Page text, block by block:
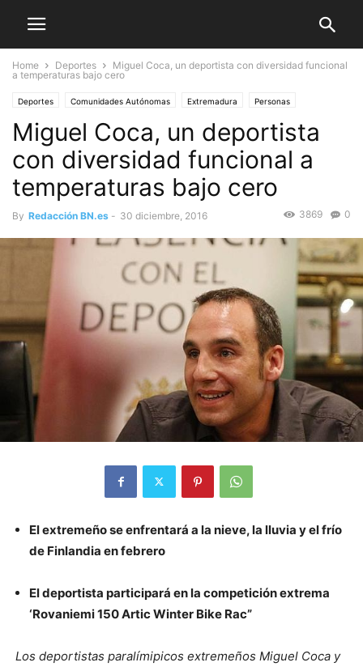
Home Deportes
Miguel Coca, un deportista con diversidad funcional
a temperaturas bajo cero
Deportes Comunidades Autónomas Extremadura Personas
Miguel Coca, un deportista
con diversidad funcional a
temperaturas bajo cero
By Redacción BN.es - 30 diciembre, 2016 0
3869
El extremeño se enfrentará a la nieve, la lluvia y el frío
de Finlandia en febrero
El deportista participará en la competición extrema
‘Rovaniemi 150 Artic Winter Bike Rac”
Los deportistas paralímipicos extremeños Miguel Coca y